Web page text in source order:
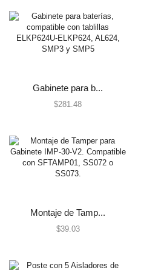
Accesorios
Energizadores
Postes
Contacto Magnético Cableado
Contacto Magnético Inalámbrico
Activos
Autónomos
Contactos Magnéticos
Humo Inalámbricos
Humo VPlex
Movimiento para Exterior
Gabinete para b...
$281.48
Montaje de Tamp...
$39.03